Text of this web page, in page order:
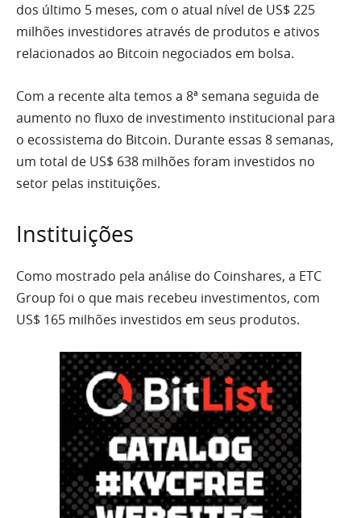
dos último 5 meses, com o atual nível de US$ 225
milhões investidores através de produtos e ativos
relacionados ao Bitcoin negociados em bolsa.
Com a recente alta temos a 8ª semana seguida de
aumento no fluxo de investimento institucional para
o ecossistema do Bitcoin. Durante essas 8 semanas,
um total de US$ 638 milhões foram investidos no
setor pelas instituições.
Instituições
Como mostrado pela análise do Coinshares, a ETC
Group foi o que mais recebeu investimentos, com
US$ 165 milhões investidos em seus produtos.